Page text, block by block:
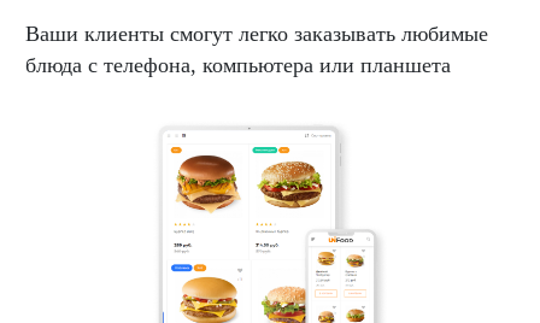
Ваши клиенты смогут легко заказывать любимые
блюда с телефона, компьютера или планшета